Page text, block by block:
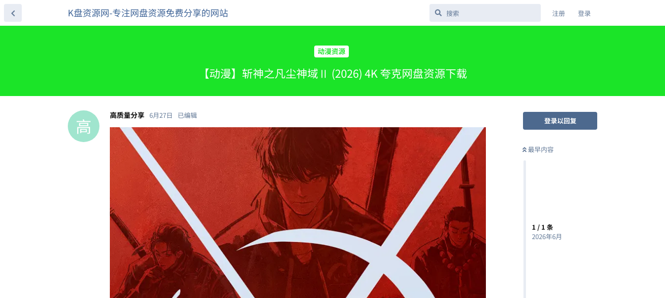
K盘资源网-专注网盘资源免费分享的网站 注册 登录
动漫资源
【动漫】斩神之凡尘神域Ⅱ (2026) 4K 夸克网盘资源下载
登录以回复
最早内容
1 / 1 条
2026年6月
高 高质量分享 6月27日 已编辑